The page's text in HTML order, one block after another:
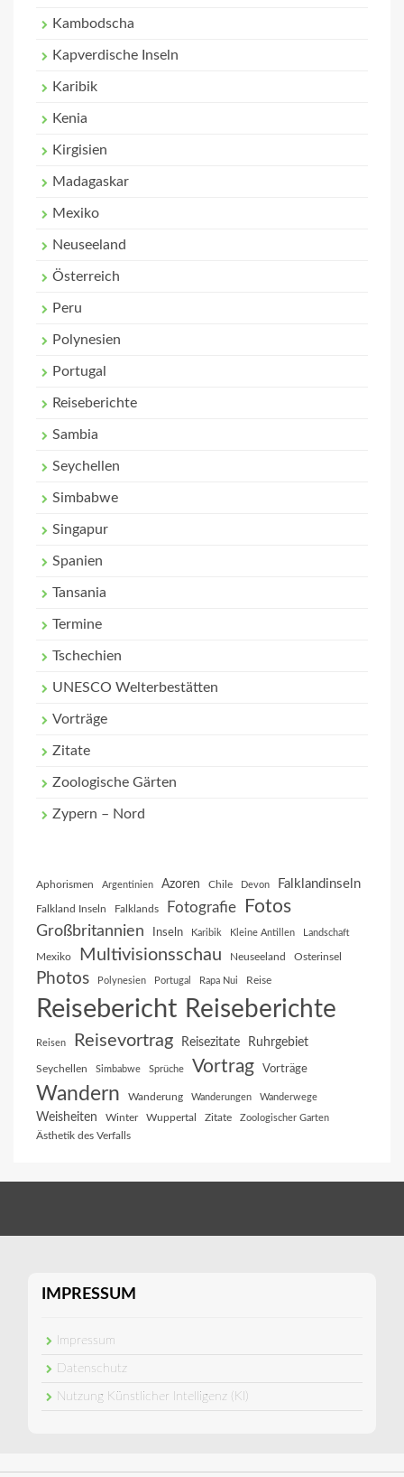
Kambodscha
Kapverdische Inseln
Karibik
Kenia
Kirgisien
Madagaskar
Mexiko
Neuseeland
Österreich
Peru
Polynesien
Portugal
Reiseberichte
Sambia
Seychellen
Simbabwe
Singapur
Spanien
Tansania
Termine
Tschechien
UNESCO Welterbestätten
Vorträge
Zitate
Zoologische Gärten
Zypern – Nord
Aphorismen Argentinien Azoren Chile Devon Falklandinseln
Falkland Inseln Falklands Fotografie Fotos
Großbritannien Inseln Karibik Kleine Antillen Landschaft
Mexiko Multivisionsschau Neuseeland Osterinsel
Photos Polynesien Portugal Rapa Nui Reise
Reisebericht Reiseberichte
Reisen Reisevortrag Reisezitate Ruhrgebiet
Seychellen Simbabwe Sprüche Vortrag Vorträge
Wandern Wanderung Wanderungen Wanderwege
Weisheiten Winter Wuppertal Zitate Zoologischer Garten
Ästhetik des Verfalls
IMPRESSUM
Impressum
Datenschutz
Nutzung Künstlicher Intelligenz (KI)